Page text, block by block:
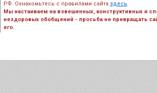
РФ. Ознакомьтесь с правилами сайта здесь
Мы настаиваем на взвешенных, конструктивных и
нездоровых обобщений - просьба не превращать
его.